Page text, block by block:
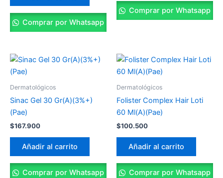
Comprar por Whatsapp
Comprar por Whatsapp
Dermatológicos
Sinac Gel 30 Gr(A)(3%+)
(Pae)
$167.900
Añadir al carrito
Comprar por Whatsapp
Dermatológicos
Folister Complex Hair Loti
60 Ml(A)(Pae)
$100.500
Añadir al carrito
Comprar por Whatsapp